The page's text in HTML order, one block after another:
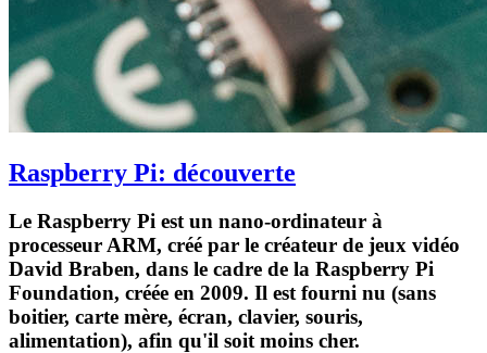
Raspberry Pi: découverte
Le Raspberry Pi est un nano-ordinateur à
processeur ARM, créé par le créateur de jeux vidéo
David Braben, dans le cadre de la Raspberry Pi
Foundation, créée en 2009. Il est fourni nu (sans
boitier, carte mère, écran, clavier, souris,
alimentation), afin qu'il soit moins cher.